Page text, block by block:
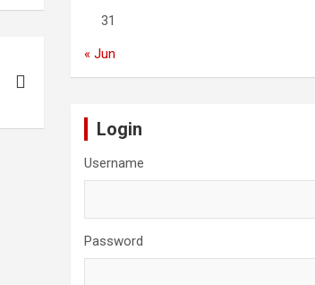
31
« Jun
Login
Username
Password